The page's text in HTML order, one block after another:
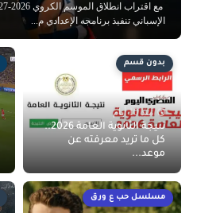
الإسباني تنفيذ برنامجه الإعدادي م...
بدون قسم
منذ 10 أيام
نتيجة الثانوية العامة 2026..
كل ما تريد معرفته عن
موعد...
مسلسل حب ع ورق